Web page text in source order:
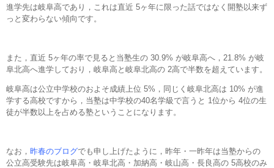
進学先は岐阜高であり，これは直近 5ヶ年に限った話ではなく開塾以来ず
っと変わらない傾向です。
また，直近 5ヶ年の率で見ると当塾生の 30.9% が岐阜高へ，21.8% が岐
阜北高へ進学しており，岐阜高と岐阜北高の 2高で半数を超えています。
岐阜高は公立中学校のおよそ成績上位 5%，同じく岐阜北高は 10% が進
学する高校ですから，当塾は中学校の40名学級で言うと 1位から 4位の生
徒が半数以上を占める塾ということになります。
なお， 昨春のブログでも申し上げたように，昨年・一昨年は当塾からの
公立高受験先は岐阜高・岐阜北高・加納高・岐山高・長良高の 5高校のみ